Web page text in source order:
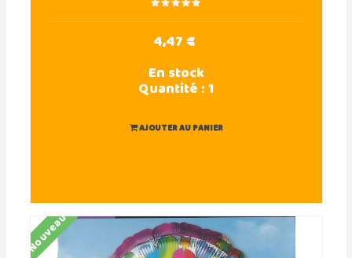
4,47 €
En stock
Quantité :1
AJOUTER AU PANIER
Nouveau